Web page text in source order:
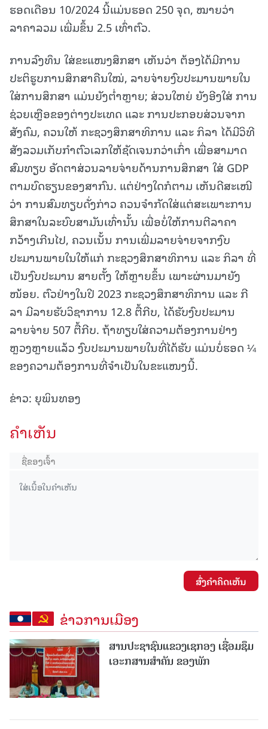
ຮອດເດືອນ 10/2024 ນີ້ແມ່ນຮອດ 250 ຈຸດ, ໝາຍວ່າ
ລາຄາລວມ ເພີ່ມຂຶ້ນ 2.5 ເທົ່າຕົວ.
ການລົງທຶນ ໃສ່ຂະແໜງສຶກສາ ເຫັນວ່າ ຕ້ອງໄດ້ມີການ
ປະຕິຮູບການສຶກສາຄືນໃໝ່, ລາຍຈ່າຍງົບປະມານພາຍໃນ
ໃສ່ການສຶກສາ ແມ່ນຍັງຕໍ່າຫຼາຍ; ສ່ວນໃຫຍ່ ຍັງອີງໃສ່ ການ
ຊ່ວຍເຫຼືອຂອງຕ່າງປະເທດ ແລະ ການປະກອບສ່ວນຈາກ
ສັງຄົມ, ຄວນໃຫ້ ກະຊວງສຶກສາທິການ ແລະ ກິລາ ໄດ້ມີວິທີ
ສັງລວມເກັບກໍາຕົວເລກໃຫ້ຊັດເຈນກວ່າເກົ່າ ເພື່ອສາມາດ
ສົມທຽບ ອັດຕາສ່ວນລາຍຈ່າຍດ້ານການສຶກສາ ໃສ່ GDP
ຕາມບົດຮຽນຂອງສາກົນ. ແຕ່ຢ່າງໃດກໍຕາມ ເຫັນດີສະເໜີ
ວ່າ ການສົມທຽບດັ່ງກ່າວ ຄວນຈໍາກັດໃສ່ແຕ່ສະເພາະການ
ສຶກສາໃນລະບົບສາມັນເທົ່ານັ້ນ ເພື່ອບໍ່ໃຫ້ການຕີລາຄາ
ກວ້າງເກີນໄປ, ຄວນເນັ້ນ ການເພີ່ມລາຍຈ່າຍຈາກງົບ
ປະມານພາຍໃນໃຫ້ແກ່ ກະຊວງສຶກສາທິການ ແລະ ກິລາ ທີ່
ເປັນງົບປະມານ ສາຍຕັ້ງ ໃຫ້ຫຼາຍຂຶ້ນ ເພາະຜ່ານມາຍັງ
ໜ້ອຍ. ຕົວຢ່າງໃນປີ 2023 ກະຊວງສຶກສາທິການ ແລະ ກີ
ລາ ມີລາຍຮັບວິຊາການ 12.8 ຕື້ກີບ, ໄດ້ຮັບງົບປະມານ
ລາຍຈ່າຍ 507 ຕື້ກີບ. ຖ້າທຽບໃສ່ຄວາມຕ້ອງການຢ່າງ
ຫຼວງຫຼາຍແລ້ວ ງົບປະມານພາຍໃນທີ່ໄດ້ຮັບ ແມ່ນບໍ່ຮອດ ¼
ຂອງຄວາມຕ້ອງການທີ່ຈໍາເປັນໃນຂະແໜງນີ້.
ຂ່າວ: ຍຸພິນທອງ
ຄໍາເຫັນ
ສົ່ງຄໍາຄິດເຫັນ
ຂ່າວການເມືອງ
ສານປະຊາຊົນແຂວງເຊກອງ ເຊື່ອມຊຶມ
ເອະກສານສໍາຄັນ ຂອງພັກ